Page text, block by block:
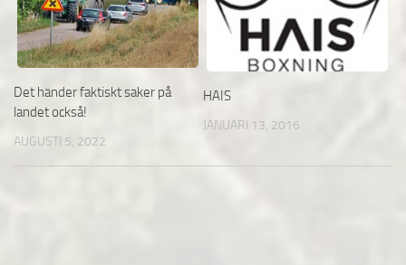
Det händer faktiskt saker på
landet också!
AUGUSTI 5, 2022
HAIS
JANUARI 13, 2016